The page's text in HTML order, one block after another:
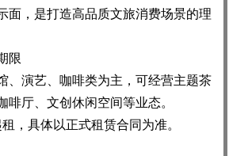
面，是打造高品质文旅消费场景的理
限
、演艺、咖啡类为主，可经营主题茶
啡厅、文创休闲空间等业态。
，具体以正式租赁合同为准。